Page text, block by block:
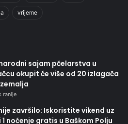
vrijeme
sajam pčelarstva u
okupit će više od 20 izlagača
ranije
završilo: Iskoristite vikend uz
1 noćenje gratis u Baškom Polju